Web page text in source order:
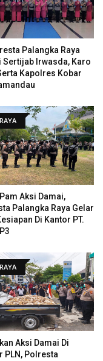
Palangka Raya
Sertijab Irwasda, Karo
Kapolres Kobar
Aksi Damai,
Palangka Raya Gelar
Di Kantor PT.
Aksi Damai Di
PLN, Polresta